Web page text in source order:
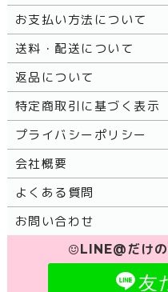
お支払い方法について
送料・配送について
返品について
特定商取引に基づく表示
プライバシーポリシー
会社概要
よくある質問
お問い合わせ
LINE@だけ
友